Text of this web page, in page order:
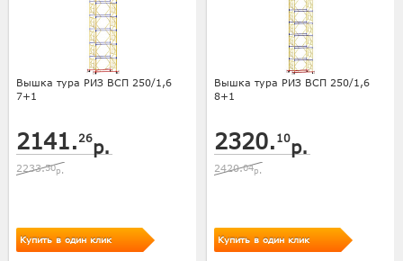
Вышка тура РИЗ ВСП 250/1,6
7+1
2141. 26р.
2233.50р.
Купить в один клик
Вышка тура РИЗ ВСП 250/1,6
8+1
2320. 10р.
2420.04р.
Купить в один клик